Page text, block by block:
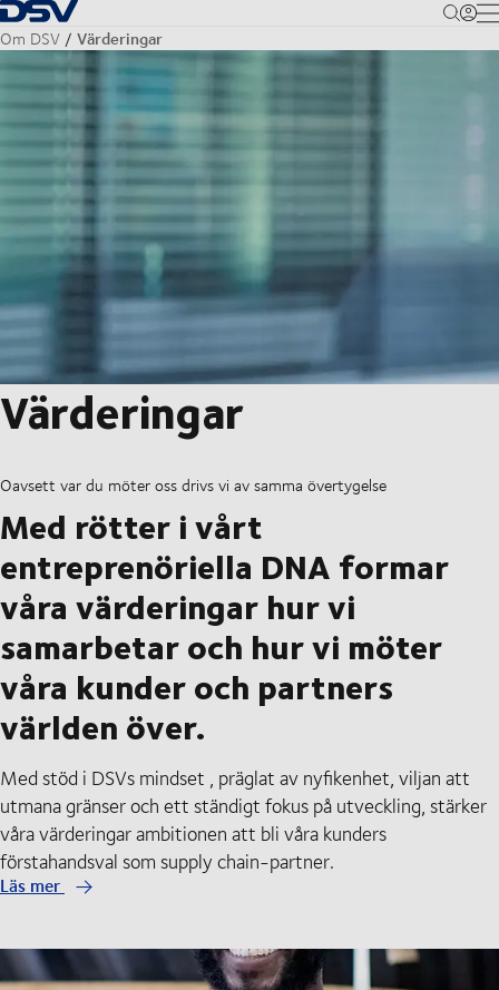
Tillbaka till hemsidan
Om DSV Värderingar
Värderingar
Oavsett var du möter oss drivs vi av samma övertygelse
Med rötter i vårt
entreprenöriella DNA formar
våra värderingar hur vi
samarbetar och hur vi möter
våra kunder och partners
världen över.
Med stöd i DSVs mindset , präglat av nyfikenhet, viljan att
utmana gränser och ett ständigt fokus på utveckling, stärker
våra värderingar ambitionen att bli våra kunders
förstahandsval som supply chain-partner.
Läs mer